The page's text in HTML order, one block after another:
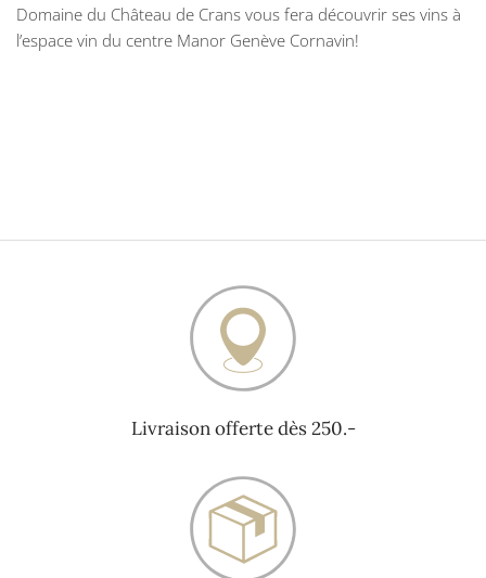
Domaine du Château de Crans vous fera découvrir ses vins à
l’espace vin du centre Manor Genève Cornavin!
Livraison offerte dès 250.-